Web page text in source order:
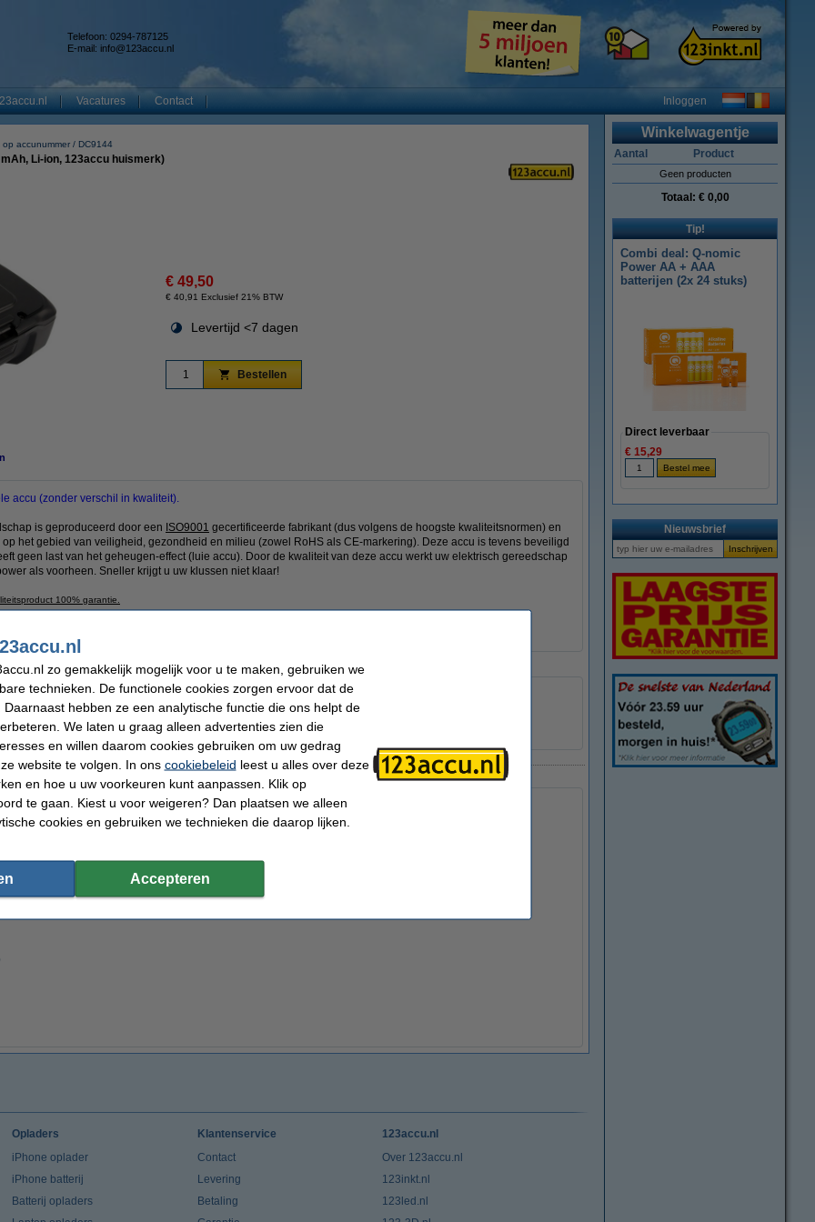
Telefoon: 0294-787125
E-mail: info@123accu.nl
Vacatures Contact Inloggen
op accunummer DC9144
Li-ion, 123accu huismerk)
€ 49,50
€ 40,91 Exclusief 21% BTW
Levertijd <7 dagen
Bestellen
accu (zonder verschil in kwaliteit).
is geproduceerd door een ISO9001 gecertificeerde fabrikant (dus volgens de hoogste kwaliteitsnormen) en
het gebied van veiligheid, gezondheid en milieu (zowel RoHS als CE-markering). Deze accu is tevens beveiligd
geen last van het geheugen-effect (luie accu). Door de kwaliteit van deze accu werkt uw elektrisch gereedschap
als voorheen. Sneller krijgt u uw klussen niet klaar!
100% garantie.
gereedschap is ideaal voor op locatie als er weinig gelegenheid is om de accu op te laden.
Afmetingen:
101 x 86 x 118 mm
Type kabel:
Geen
Veiligheidsinformatieblad:
Handleiding
Gebruiksinstructies: PDF
artikel ook besteld hebben
Winkelwagentje
Aantal Product
Geen producten
Totaal: € 0,00
Tip!
Combi deal: Q-nomic
Power AA + AAA
batterijen (2x 24 stuks)
Direct leverbaar
€ 15,29
Nieuwsbrief
Opladers
iPhone oplader
iPhone batterij
Batterij opladers
Klantenservice
Contact
Levering
Betaling
123accu.nl
Over 123accu.nl
123inkt.nl
123led.nl
zo gemakkelijk mogelijk voor u te maken, gebruiken we
technieken. De functionele cookies zorgen ervoor dat de
hebben ze een analytische functie die ons helpt de
We laten u graag alleen advertenties zien die
en willen daarom cookies gebruiken om uw gedrag
website te volgen. In ons cookiebeleid leest u alles over deze
en hoe u uw voorkeuren kunt aanpassen. Klik op
te gaan. Kiest u voor weigeren? Dan plaatsen we alleen
cookies en gebruiken we technieken die daarop lijken.
Accepteren